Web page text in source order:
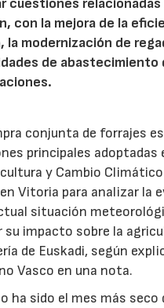
cuestiones relacionadas
con la mejora de la
la modernización de
de abastecimiento
conjunta de forrajes
principales adoptadas
y Cambio Climático
Vitoria para analizar la
situación
su impacto sobre la
de Euskadi, según
Vasco en una nota.
ha sido el mes más seco